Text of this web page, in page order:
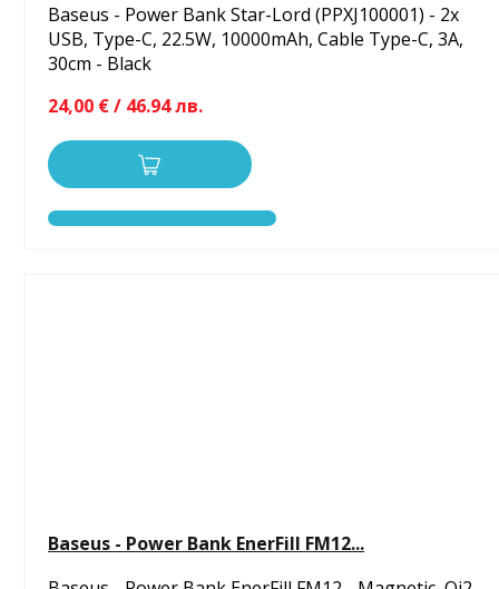
Baseus - Power Bank Star-Lord (PPXJ100001) - 2x
USB, Type-C, 22.5W, 10000mAh, Cable Type-C, 3A,
30cm - Black
24,00 € / 46.94 лв.
Baseus - Power Bank EnerFill FM12...